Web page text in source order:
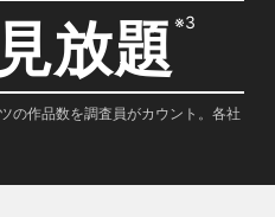
見放題※3
の作品数を調査員がカウント。各社